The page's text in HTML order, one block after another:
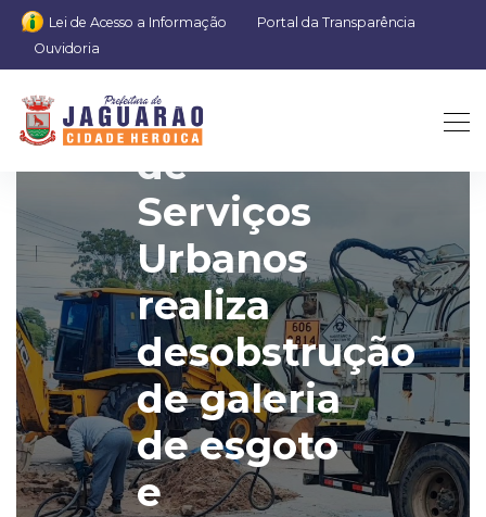
Lei de Acesso a Informação
Portal da Transparência
Ouvidoria
Secretaria
de
Serviços
Urbanos
realiza
desobstrução
de galeria
de esgoto
e